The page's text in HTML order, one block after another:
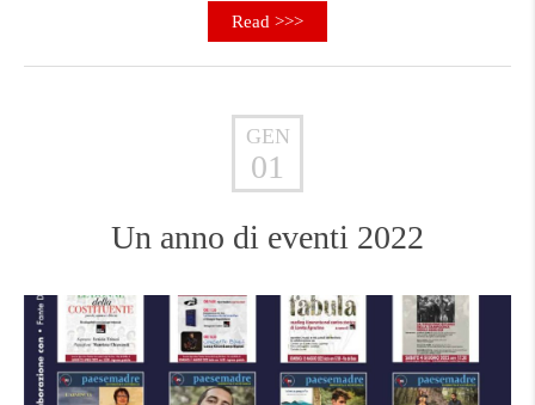
Read >>>
GEN
01
Un anno di eventi 2022